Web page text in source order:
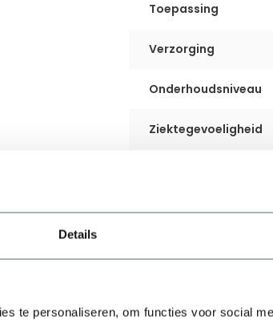
Details
te personaliseren, om functies voor social
Toepassing
Verzorging
Onderhoudsniveau
Ziektegevoeligheid